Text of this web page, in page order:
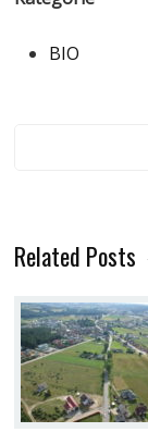
BIO
Related Posts